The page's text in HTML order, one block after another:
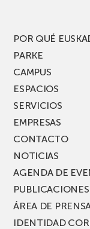
POR QUÉ
PARKE
CAMPUS
ESPACIOS
SERVICIOS
EMPRESAS
CONTACTO
NOTICIAS
AGENDA DE
PUBLICACIONES
ÁREA DE
IDENTIDAD